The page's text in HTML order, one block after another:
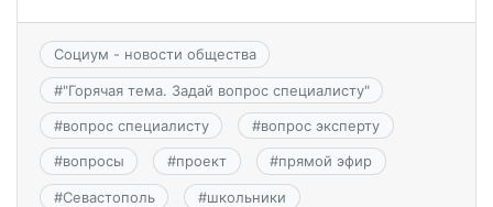
Социум - новости общества
#"Горячая тема. Задай вопрос специалисту"
#вопрос специалисту #вопрос эксперту
#вопросы #проект #прямой эфир
#Севастополь #школьники